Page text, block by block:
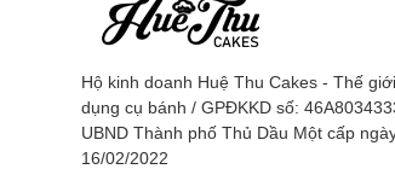
Hộ kinh doanh Huệ Thu Cakes - Thế giới
dụng cụ bánh / GPĐKKD số:
UBND Thành phố Thủ Dầu Một cấp
16/02/2022